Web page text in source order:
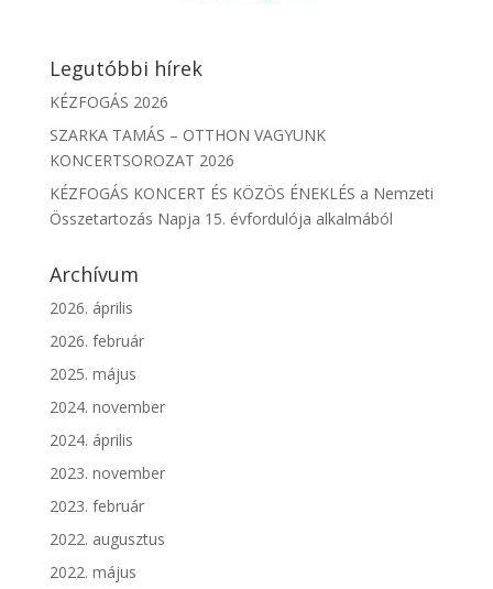
Legutóbbi hírek
KÉZFOGÁS 2026
SZARKA TAMÁS – OTTHON VAGYUNK
KONCERTSOROZAT 2026
KÉZFOGÁS KONCERT ÉS KÖZÖS ÉNEKLÉS a Nemzeti
Összetartozás Napja 15. évfordulója alkalmából
Archívum
2026. április
2026. február
2025. május
2024. november
2024. április
2023. november
2023. február
2022. augusztus
2022. május